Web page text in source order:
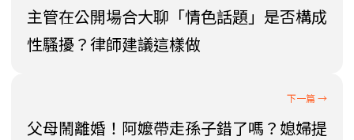
主管在公開場合大聊「情色話題」是否構成
性騷擾？律師建議這樣做
父母鬧離婚！阿嬤帶走孫子錯了嗎？媳婦提